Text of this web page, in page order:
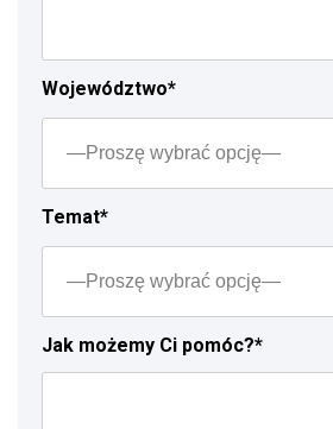
Województwo*
Temat*
Jak możemy Ci pomóc?*